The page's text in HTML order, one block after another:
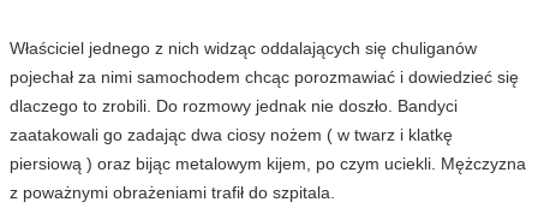
Właściciel jednego z nich widząc oddalających się chuliganów
pojechał za nimi samochodem chcąc porozmawiać i dowiedzieć się
dlaczego to zrobili. Do rozmowy jednak nie doszło. Bandyci
zaatakowali go zadając dwa ciosy nożem ( w twarz i klatkę
piersiową ) oraz bijąc metalowym kijem, po czym uciekli. Mężczyzna
z poważnymi obrażeniami trafił do szpitala.